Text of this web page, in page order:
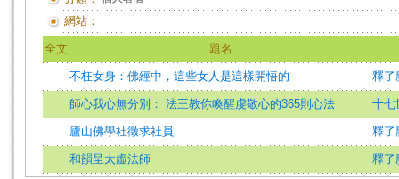
網站：
全文 題名
不枉女身：佛經中，這些女人是這樣開悟的 釋了
師心我心無分別： 法王教你喚醒虔敬心的365則心法 十七
廬山佛學社徵求社員 釋了
和韻呈太虛法師 釋了